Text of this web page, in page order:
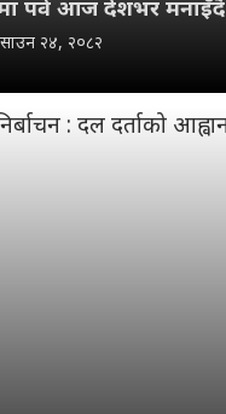
पर्व आज देशभर मनाइँदै
२४, २०८२